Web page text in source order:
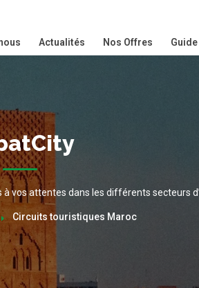
Actualités Nos Offres
vos attentes dans les différents secteurs
Circuits touristiques Maroc